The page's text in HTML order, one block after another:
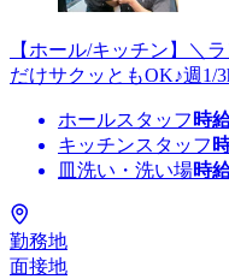
【ホール/キッチン】＼
だけサクッともOK♪週1/
ホールスタッフ 時
キッチンスタッフ
皿洗い・洗い場時
勤務地
面接地